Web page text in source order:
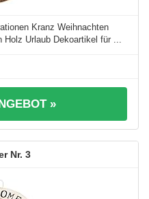
Kranz Weihnachten
Urlaub Dekoartikel für ...
»
3